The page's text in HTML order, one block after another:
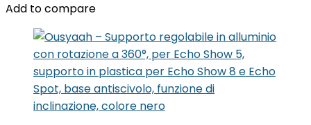
Add to compare